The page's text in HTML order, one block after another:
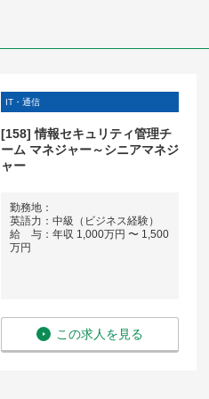
IT・通信
[158] 情報セキュリティ管理チ
ーム マネジャー～シニアマネジ
ャー
勤務地：
英語力：中級（ビジネス経験）
給 与：年収 1,000万円 〜 1,500
万円
この求人を見る